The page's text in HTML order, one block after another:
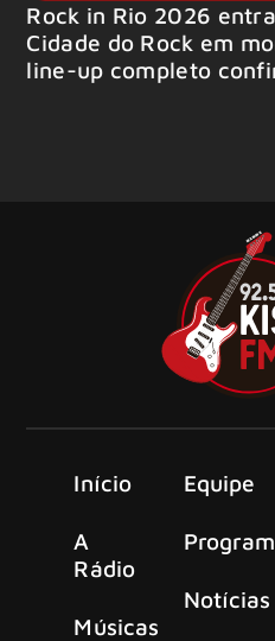
Rock in Rio 2026
Cidade do Rock em
line-up completo
Início
A
Rádio
Músicas
Equipe
Notícias